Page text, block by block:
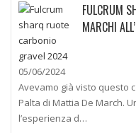
FULCRUM
MARCHI
05/06/2024
Avevamo già visto questo
Palta di Mattia De March.
l’esperienza d…